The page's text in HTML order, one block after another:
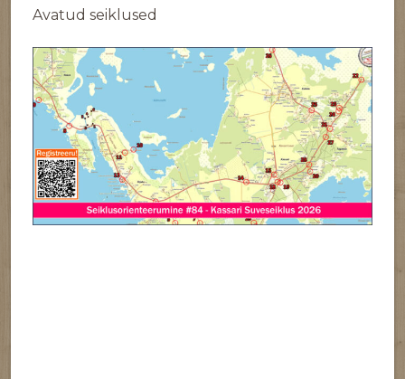
Avatud seiklused